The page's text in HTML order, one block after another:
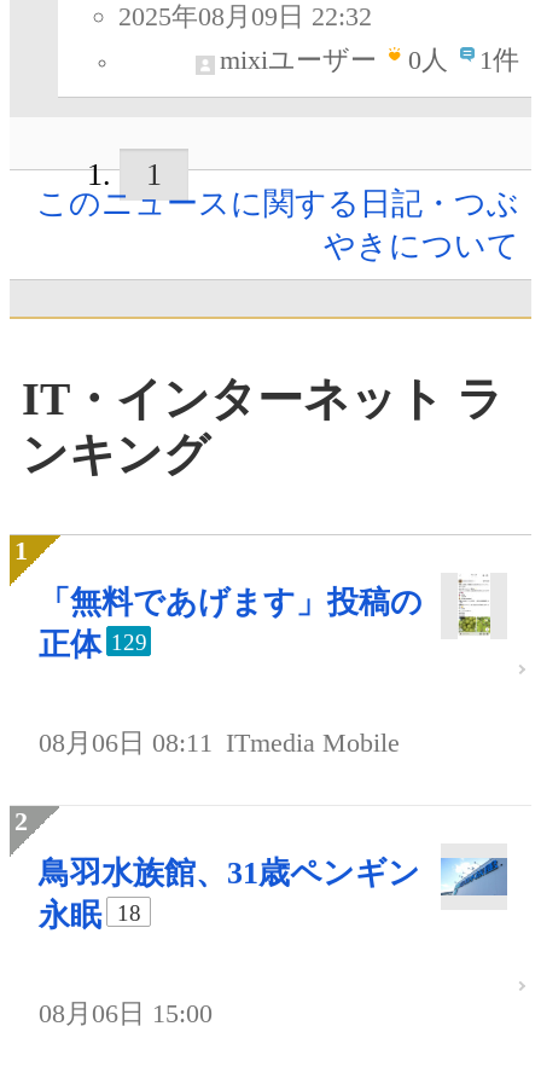
2025年08月09日 22:32
mixiユーザー
0人 1件
1
このニュースに関する日記・つぶ
やきについて
IT・インターネット ラ
ンキング
「無料であげます」投稿の
正体 129
08月06日 08:11 ITmedia Mobile
鳥羽水族館、31歳ペンギン
永眠
18
08月06日 15:00